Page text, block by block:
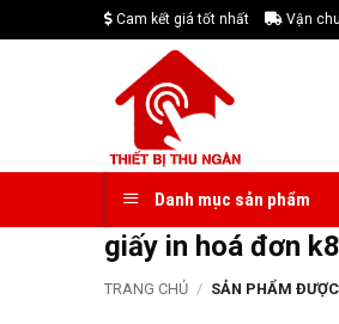
to
Cam kết giá tốt nhất Vận
Danh mục sản phẩm
giấy in hoá đơn
TRANG CHỦ / SẢN PHẨM